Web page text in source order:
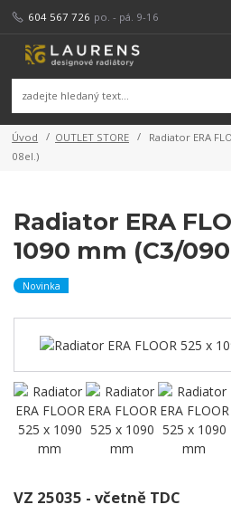
604 567 726 po. - pá. 9-16
Úvod OUTLET STORE
Radiator ERA
08el.)
Radiator ERA
1090 mm (C3/
Novinka
VZ 25035 - včetně TDC